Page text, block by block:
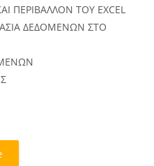
ΠΕΡΙΒΑΛΛΟΝ ΤΟΥ EXCEL
ΔΕΔΟΜΕΝΩΝ ΣΤΟ